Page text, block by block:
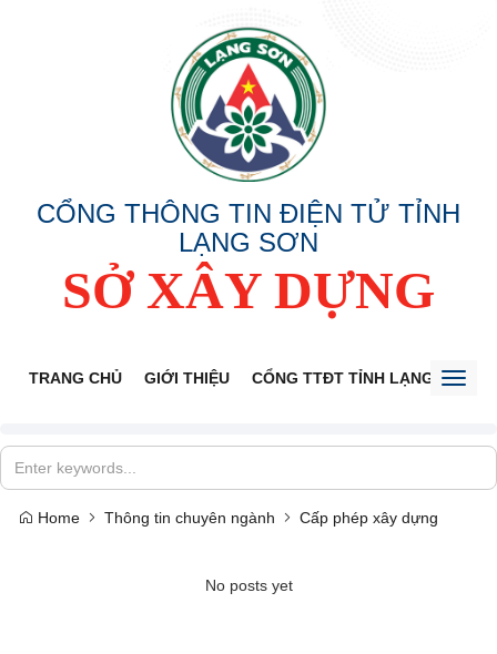
CỔNG THÔNG TIN ĐIỆN TỬ TỈNH
LẠNG SƠN
SỞ XÂY DỰNG
TRANG CHỦ GIỚI THIỆU CỔNG TTĐT TỈNH LẠNG SƠN
Home Thông tin chuyên ngành Cấp phép xây dựng
No posts yet